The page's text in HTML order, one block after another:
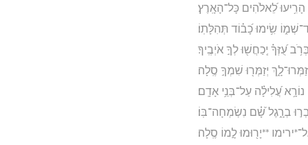
לֵ֝אלֹהִים כָּל־הָאָֽרֶץ׃
שִׂ֥ימוּ כָ֝ב֗וֹד תְּהִלָּתֽוֹ׃
עֻ֝זְּךָ֗ יְֽכַחֲשׁ֖וּ לְךָ֣ אֹיְבֶֽיךָ׃
יְזַמְּר֖וּ שִׁמְךָ֣ סֶֽלָה׃
עֲ֝לִילָ֗ה עַל־בְּנֵ֥י אָדָֽם׃
בְרָ֑גֶל שָׁ֝֗ם נִשְׂמְחָה־בּֽוֹ׃
**יָר֖וּמוּ לָ֣מוֹ סֶֽלָה׃